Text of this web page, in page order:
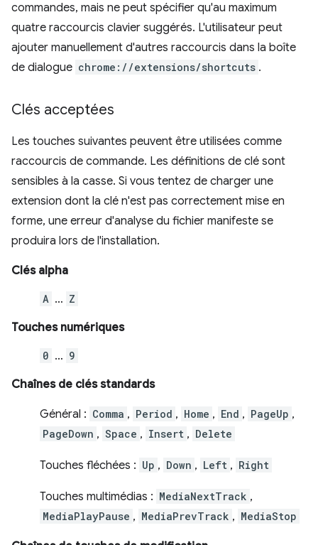
commandes, mais ne peut spécifier qu'au maximum
quatre raccourcis clavier suggérés. L'utilisateur peut
ajouter manuellement d'autres raccourcis dans la boîte
de dialogue chrome://extensions/shortcuts .
Clés acceptées
Les touches suivantes peuvent être utilisées comme
raccourcis de commande. Les définitions de clé sont
sensibles à la casse. Si vous tentez de charger une
extension dont la clé n'est pas correctement mise en
forme, une erreur d'analyse du fichier manifeste se
produira lors de l'installation.
Clés alpha
A … Z
Touches numériques
0 … 9
Chaînes de clés standards
Général : Comma , Period , Home , End , PageUp ,
PageDown , Space , Insert , Delete
Touches fléchées : Up , Down , Left , Right
Touches multimédias : MediaNextTrack ,
MediaPlayPause , MediaPrevTrack , MediaStop